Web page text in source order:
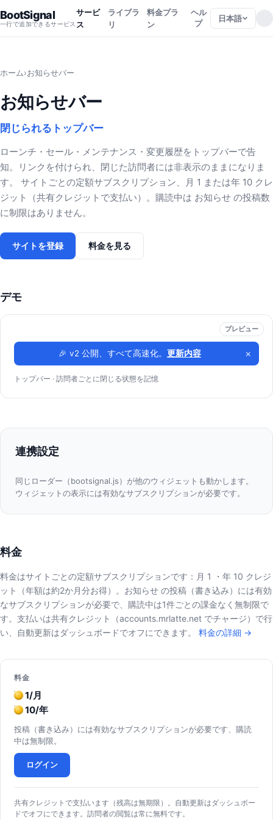
BootSignal
一行で追加できるサービス
サービ
ス
ライブラ
リ
料金プラ
ン
ヘル
プ
日本語
ホーム›お知らせバー
お知らせバー
閉じられるトップバー
ローンチ・セール・メンテナンス・変更履歴をトップバーで告
知。リンクを付けられ、閉じた訪問者には非表示のままになりま
す。 サイトごとの定額サブスクリプション、月 1 または年 10 クレ
ジット（共有クレジットで支払い）。購読中は お知らせ の投稿数
に制限はありません。
サイトを登録 料金を見る
デモ
プレビュー
🎉 v2 公開、すべて高速化。 更新内容 ×
トップバー · 訪問者ごとに閉じる状態を記憶
連携設定
同じローダー（bootsignal.js）が他のウィジェットも動かします。
ウィジェットの表示には有効なサブスクリプションが必要です。
料金
料金はサイトごとの定額サブスクリプションです：月 1 ・年 10 クレジ
ット（年額は約2か月分お得）。お知らせ の投稿（書き込み）には有効
なサブスクリプションが必要で、購読中は1件ごとの課金なく無制限で
す。支払いは共有クレジット（accounts.mrlatte.net でチャージ）で行
い、自動更新はダッシュボードでオフにできます。 料金の詳細 →
料金
1/月
10/年
投稿（書き込み）には有効なサブスクリプションが必要です、購読
中は無制限。
ログイン
共有クレジットで支払います（残高は無期限）。自動更新はダッシュボー
ドでオフにできます。訪問者の閲覧は常に無料です。